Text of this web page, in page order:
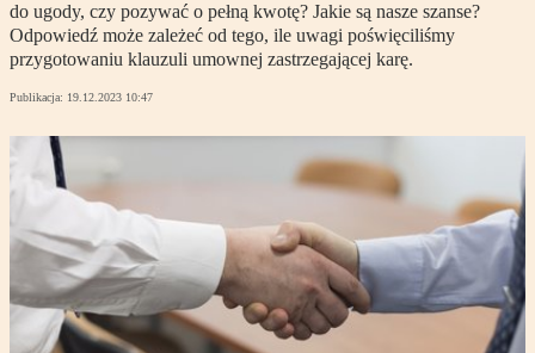
do ugody, czy pozywać o pełną kwotę? Jakie są nasze szanse?
Odpowiedź może zależeć od tego, ile uwagi poświęciliśmy
przygotowaniu klauzuli umownej zastrzegającej karę.
Publikacja: 19.12.2023 10:47